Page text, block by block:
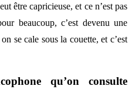
être capricieuse, et ce n’est pas
beaucoup, c’est devenu une
se cale sous la couette, et c’est
qu’on consulte